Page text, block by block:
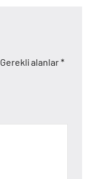
Gerekli alanlar*